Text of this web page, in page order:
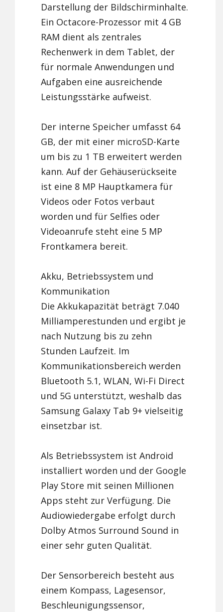
Darstellung der Bildschirminhalte.
Ein Octacore-Prozessor mit 4 GB
RAM dient als zentrales
Rechenwerk in dem Tablet, der
für normale Anwendungen und
Aufgaben eine ausreichende
Leistungsstärke aufweist.
Der interne Speicher umfasst 64
GB, der mit einer microSD-Karte
um bis zu 1 TB erweitert werden
kann. Auf der Gehäuserückseite
ist eine 8 MP Hauptkamera für
Videos oder Fotos verbaut
worden und für Selfies oder
Videoanrufe steht eine 5 MP
Frontkamera bereit.
Akku, Betriebssystem und
Kommunikation
Die Akkukapazität beträgt 7.040
Milliamperestunden und ergibt je
nach Nutzung bis zu zehn
Stunden Laufzeit. Im
Kommunikationsbereich werden
Bluetooth 5.1, WLAN, Wi-Fi Direct
und 5G unterstützt, weshalb das
Samsung Galaxy Tab 9+ vielseitig
einsetzbar ist.
Als Betriebssystem ist Android
installiert worden und der Google
Play Store mit seinen Millionen
Apps steht zur Verfügung. Die
Audiowiedergabe erfolgt durch
Dolby Atmos Surround Sound in
einer sehr guten Qualität.
Der Sensorbereich besteht aus
einem Kompass, Lagesensor,
Beschleunigungssensor,